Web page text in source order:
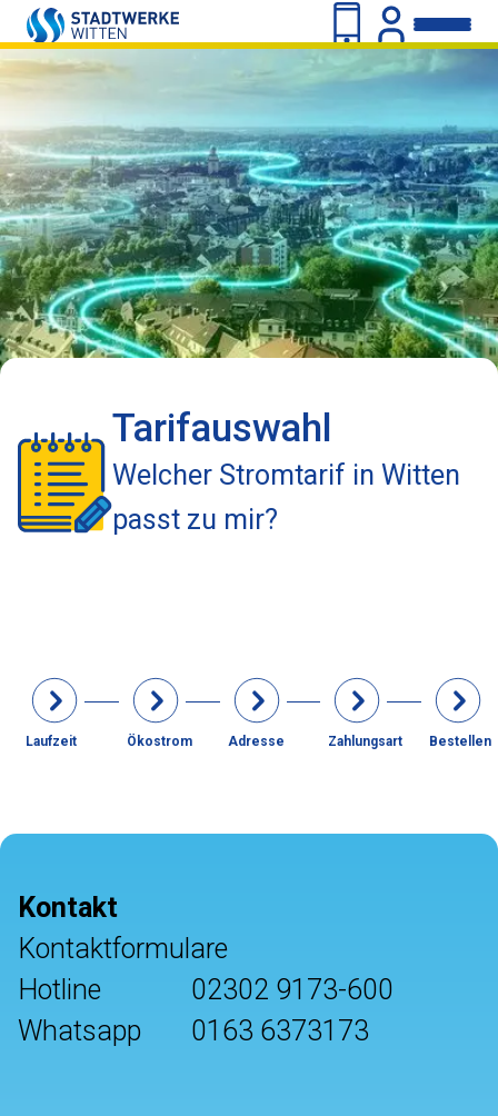
Tarifauswahl
Welcher Stromtarif in Witten
passt zu mir?
Laufzeit Ökostrom Adresse Zahlungsart Bestellen
Kontakt
Kontaktformulare
Hotline
02302 9173-600
Whatsapp
0163 6373173